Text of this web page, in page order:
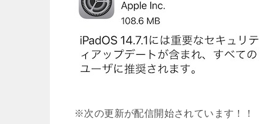
※次の更新が配信開始されています！！